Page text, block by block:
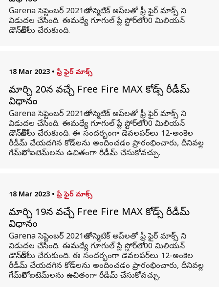
Garena సెప్టెంబర్ 2021లో కాస్మెటిక్ అప్‌లతో ఫ్రీ ఫైర్ మాక్స్ ని
విడుదల చేసింది. ఈమధ్యే గూగుల్ ప్లే స్టోర్‌లో 100 మిలియన్
డౌన్‌లోడ్‌లు చేరుకుంది.
18 Mar 2023 • ఫ్రీ ఫైర్ మాక్స్
మార్చి 20న వచ్చే Free Fire MAX కోడ్స్ రీడీమ్
విధానం
Garena సెప్టెంబర్ 2021లో కాస్మెటిక్ అప్‌లతో ఫ్రీ ఫైర్ మాక్స్ ని
విడుదల చేసింది. ఈమధ్యే గూగుల్ ప్లే స్టోర్‌లో 100 మిలియన్
డౌన్‌లోడ్‌లు చేరుకుంది. ఈ సందర్భంగా డెవలపర్‌లు 12-అంకెల
రీడీమ్ చేయదగిన కోడ్‌లను అందించడం ప్రారంభించారు, దీనివల్ల
గేమ్‌లోని ఐటెమ్‌లను ఉచితంగా రీడీమ్ చేసుకోవచ్చు.
18 Mar 2023 • ఫ్రీ ఫైర్ మాక్స్
మార్చి 19న వచ్చే Free Fire MAX కోడ్స్ రీడీమ్
విధానం
Garena సెప్టెంబర్ 2021లో కాస్మెటిక్ అప్‌లతో ఫ్రీ ఫైర్ మాక్స్ ని
విడుదల చేసింది. ఈమధ్యే గూగుల్ ప్లే స్టోర్‌లో 100 మిలియన్
డౌన్‌లోడ్‌లు చేరుకుంది. ఈ సందర్భంగా డెవలపర్‌లు 12-అంకెల
రీడీమ్ చేయదగిన కోడ్‌లను అందించడం ప్రారంభించారు, దీనివల్ల
గేమ్‌లోని ఐటెమ్‌లను ఉచితంగా రీడీమ్ చేసుకోవచ్చు.